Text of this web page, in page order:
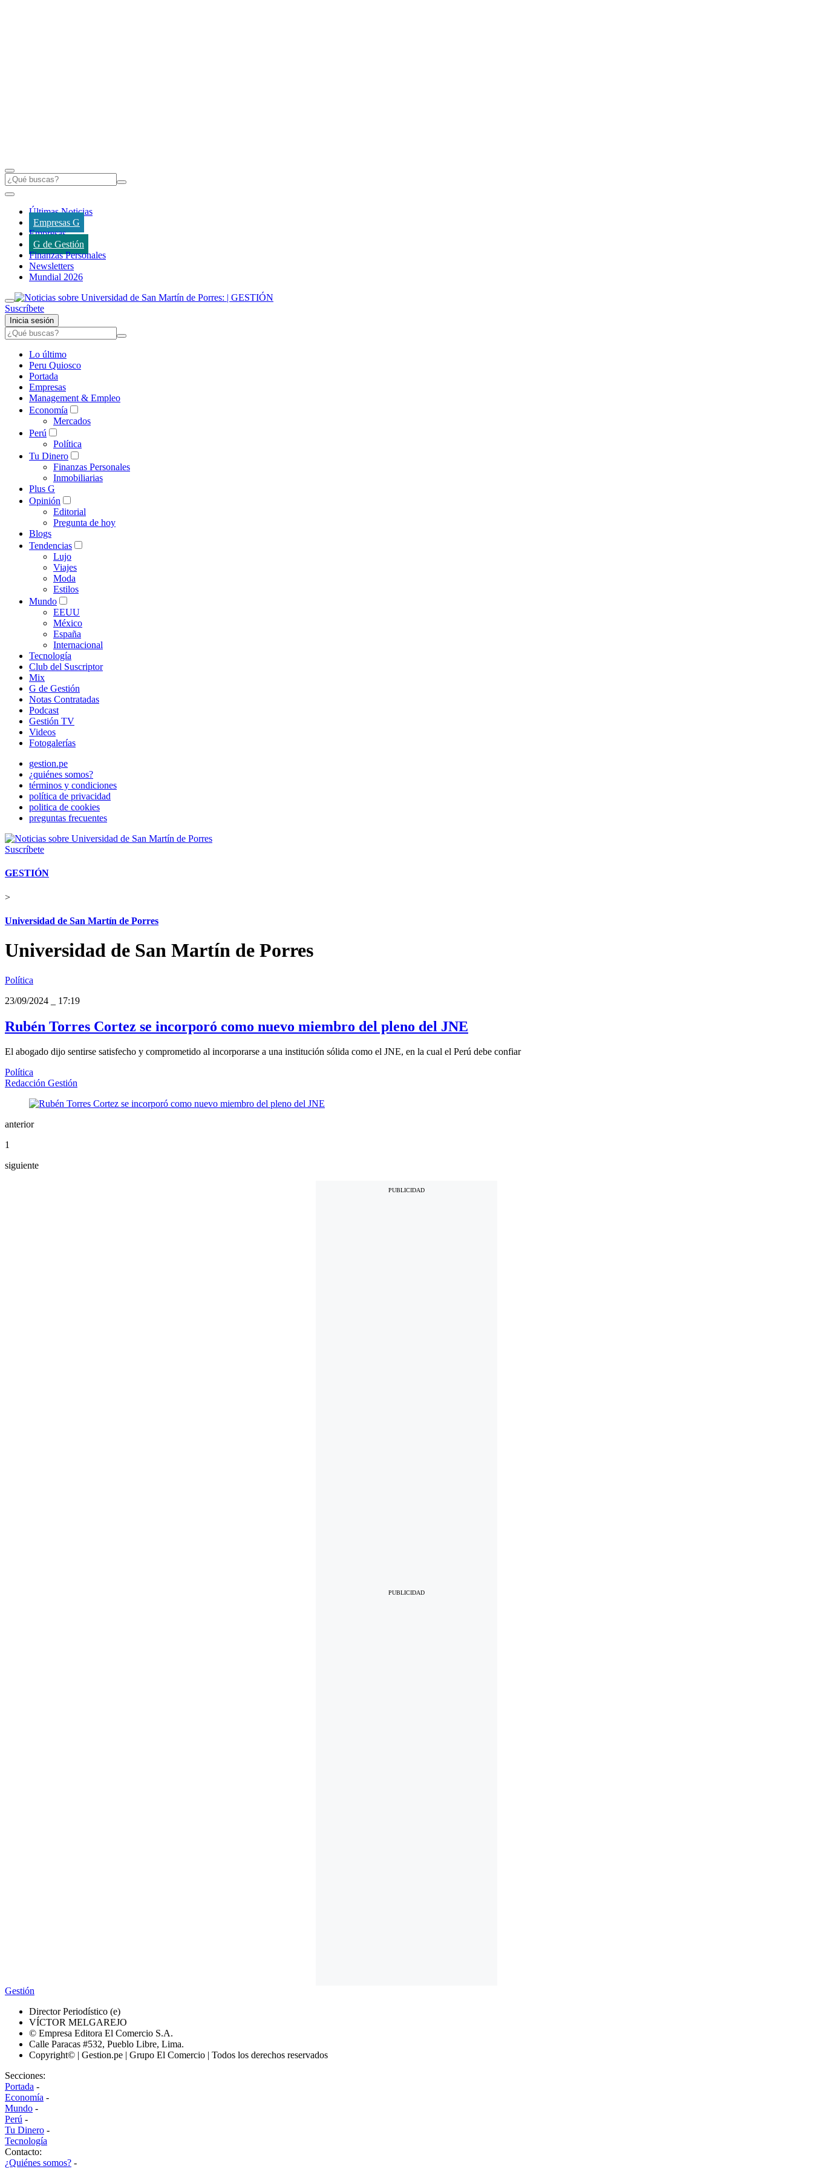
Últimas Noticias
Empresas G
Empresas
G de Gestión
Finanzas Personales
Newsletters
Mundial 2026
Suscríbete
Inicia sesión
Lo último
Peru Quiosco
Portada
Empresas
Management & Empleo
Economía
Mercados
Perú
Política
Tu Dinero
Finanzas Personales
Inmobiliarias
Plus G
Opinión
Editorial
Pregunta de hoy
Blogs
Tendencias
Lujo
Viajes
Moda
Estilos
Mundo
EEUU
México
España
Internacional
Tecnología
Club del Suscriptor
Mix
G de Gestión
Notas Contratadas
Podcast
Gestión TV
Videos
Fotogalerías
gestion.pe
¿quiénes somos?
términos y condiciones
política de privacidad
politica de cookies
preguntas frecuentes
Suscríbete
GESTIÓN
>
Universidad de San Martín de Porres
Universidad de San Martín de Porres
Política
23/09/2024
17:19
Rubén Torres Cortez se incorporó como nuevo miembro del pleno del JNE
El abogado dijo sentirse satisfecho y comprometido al incorporarse a una institución sólida como el JNE, en la cual el Perú debe confiar
Política
Redacción Gestión
anterior
1
siguiente
Gestión
Director Periodístico (e)
VÍCTOR MELGAREJO
© Empresa Editora El Comercio S.A.
Calle Paracas #532, Pueblo Libre, Lima.
Copyright© | Gestion.pe | Grupo El Comercio | Todos los derechos reservados
Secciones:
Portada -
Economía -
Mundo -
Perú -
Tu Dinero -
Tecnología
Contacto:
¿Quiénes somos? -